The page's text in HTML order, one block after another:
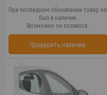
При последнем обновлении товар не
был в наличии.
Возможно он появился.
Проверить наличие